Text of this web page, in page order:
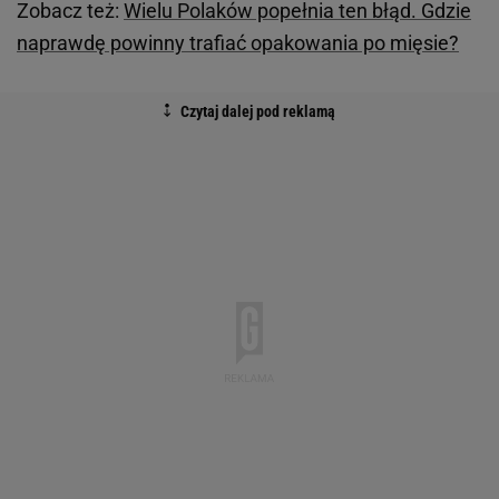
Zobacz też: Wielu Polaków popełnia ten błąd. Gdzie
naprawdę powinny trafiać opakowania po mięsie?